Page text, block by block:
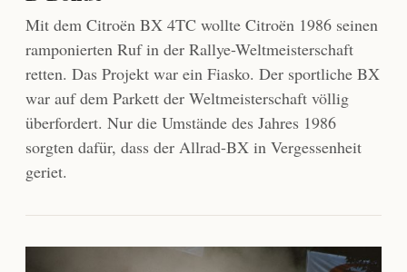
Mit dem Citroën BX 4TC wollte Citroën 1986 seinen
ramponierten Ruf in der Rallye-Weltmeisterschaft
retten. Das Projekt war ein Fiasko. Der sportliche BX
war auf dem Parkett der Weltmeisterschaft völlig
überfordert. Nur die Umstände des Jahres 1986
sorgten dafür, dass der Allrad-BX in Vergessenheit
geriet.